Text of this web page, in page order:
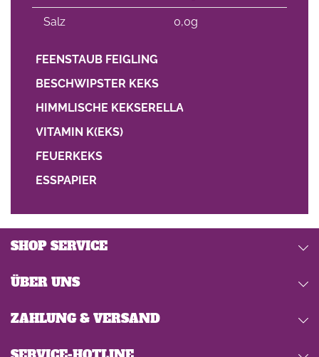
Salz 0,0g
FEENSTAUB FEIGLING
BESCHWIPSTER KEKS
HIMMLISCHE KEKSERELLA
VITAMIN K(EKS)
FEUERKEKS
ESSPAPIER
SHOP SERVICE
ÜBER UNS
ZAHLUNG & VERSAND